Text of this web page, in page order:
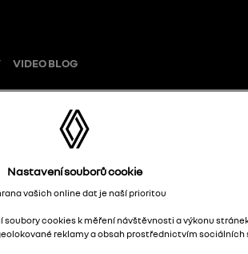
VIDEO BLOG
Organizér do
Nastavení souborů cookie
vašich online dat je naší prioritou
soubory cookies k měření návštěvnosti a výkonu
reklamy a obsah prostřednictvím sociálních